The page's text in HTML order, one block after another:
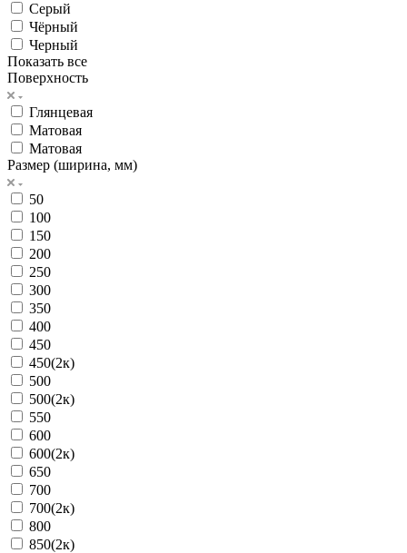
Серый
Чёрный
Черный
Показать все
Поверхность
Глянцевая
Матовая
Матовая
Размер (ширина, мм)
50
100
150
200
250
300
350
400
450
450(2к)
500
500(2к)
550
600
600(2к)
650
700
700(2к)
800
850(2к)